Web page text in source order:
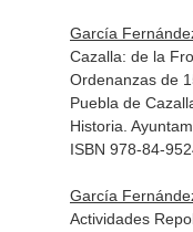
García
Cazalla: de la
Ordenanzas de
Puebla de
Historia .
ISBN 978-84-
García
Actividades